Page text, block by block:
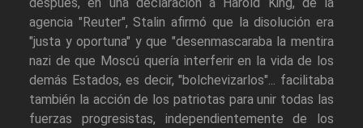
agencia "Reuter", Stalin afirmó que la disolución era
"justa y oportuna" y que "desenmascaraba la mentira
nazi de que Moscú quería interferir en la vida de los
demás Estados, es decir, "bolchevizarlos"... facilitaba
también la acción de los patriotas para unir todas las
fuerzas progresistas, independientemente de los